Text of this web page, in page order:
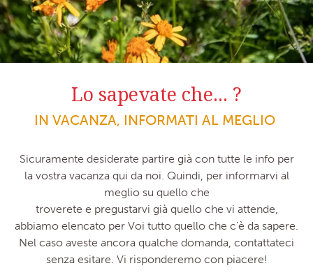
Lo sapevate che... ?
IN VACANZA, INFORMATI AL MEGLIO
Sicuramente desiderate partire già con tutte le info per
la vostra vacanza qui da noi. Quindi, per informarvi al
meglio su quello che
troverete e pregustarvi già quello che vi attende,
abbiamo elencato per Voi tutto quello che c’è da sapere.
Nel caso aveste ancora qualche domanda, contattateci
senza esitare. Vi risponderemo con piacere!